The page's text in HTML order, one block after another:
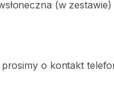
(w zestawie)
prosimy o kontakt